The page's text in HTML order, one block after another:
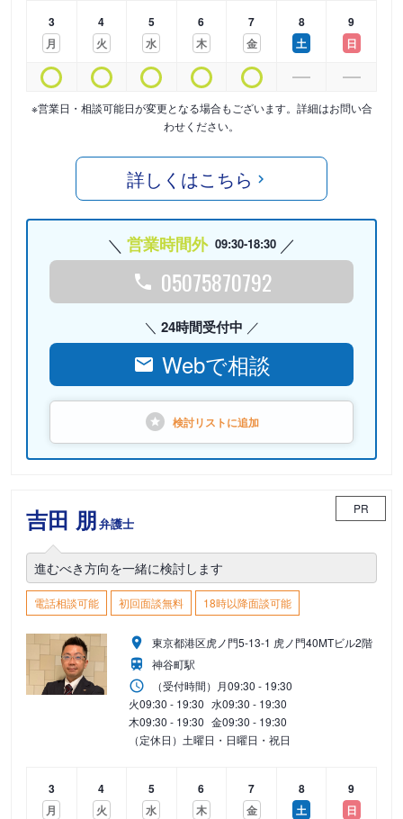
3
月
4
火
5
水
6
木
7
金
8
土
9
日
※営業日・相談可能日が変更となる場合もございます。詳細はお問い合
わせください。
詳しくはこちら
営業時間外 09:30-18:30
05075870792
24時間受付中
Webで相談
検討リストに追加
吉田 朋弁護士
PR
進むべき方向を一緒に検討します
電話相談可能 初回面談無料 18時以降面談可能
東京都港区虎ノ門5-13-1 虎ノ門40MTビル2階
神谷町駅
（受付時間） 月09:30 - 19:30
火09:30 - 19:30 水09:30 - 19:30
木09:30 - 19:30 金09:30 - 19:30
（定休日）土曜日・日曜日・祝日
3
月
4
火
5
水
6
木
7
金
8
土
9
日